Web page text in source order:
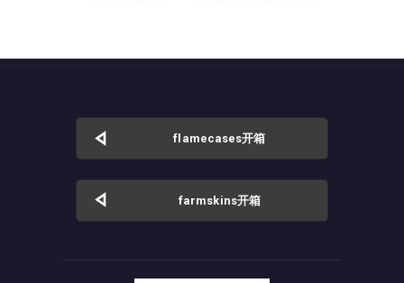
flamecases开箱
farmskins开箱